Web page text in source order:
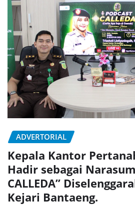
ADVERTORIAL
Kepala Kantor
Hadir sebagai
CALLEDA”
Kejari Bantaeng.